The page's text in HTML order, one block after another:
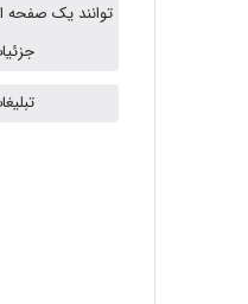
توانند یک صفحه